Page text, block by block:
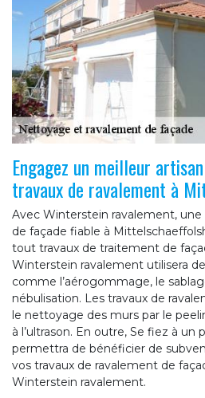
Engagez un meilleur
travaux de ravalement à
Avec Winterstein ravalement,
de façade fiable à
tout travaux de traitement de
Winterstein ravalement utilisera
comme l’aérogommage, le
nébulisation. Les travaux de
le nettoyage des murs par le
à l’ultrason. En outre, Se fiez à un
permettra de bénéficier de
vos travaux de ravalement de
Winterstein ravalement.